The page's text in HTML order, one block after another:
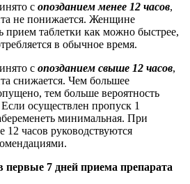
с опозданием менее 12 часов,
не понижается. Женщине
прием таблетки как можно быстрее,
в обычное время.
с опозданием свыше 12 часов,
снижается. Чем большее
тем больше вероятность
осуществлен пропуск 1
минимальная. При
часов руководствуются
первые 7 дней приема препарата